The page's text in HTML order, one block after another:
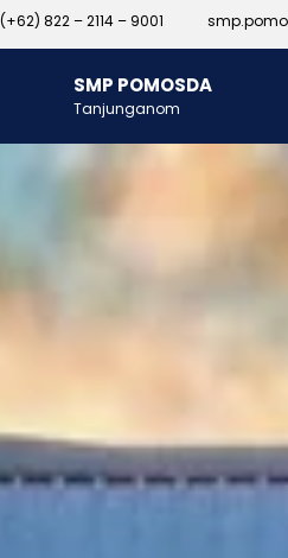
(+62) 822 – 2114 – 9001
SMP POMOSDA
Tanjunganom